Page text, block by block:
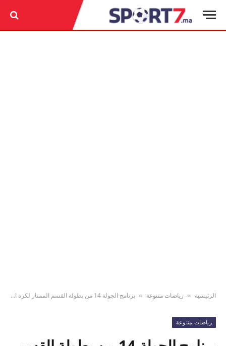
الرئيسية » رياضات متنوعة » برنامج الجولة 14 من بطولة القسم الممتاز لكرة اليد
رياضات متنوعة